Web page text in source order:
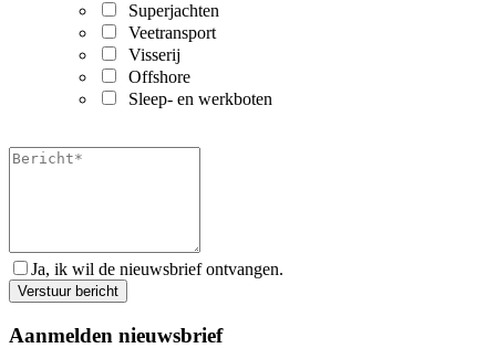
Superjachten
Veetransport
Visserij
Offshore
Sleep- en werkboten
Ja, ik wil de nieuwsbrief ontvangen.
Aanmelden nieuwsbrief